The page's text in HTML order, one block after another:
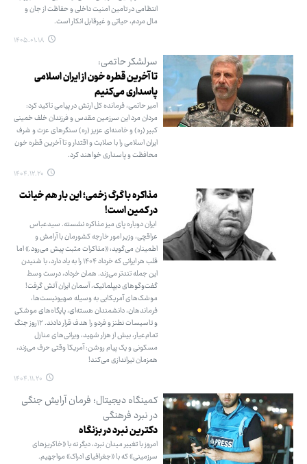
انتظامی در تامین امنیت داخلی و حفاظت از جان و
مال مردم، حیاتی و غیرقابل انکار است.
۱۴۰۵.۰۱.۱۸
سرلشکر حاتمی:
تا آخرین قطره خون از ایران اسلامی
پاسداری می‌کنیم
امیر حاتمی، فرمانده کل ارتش در پیامی تاکید کرد:
مردان مرد این سرزمین مقدس و فرزندان خلف خمینی
کبیر (ره) و خامنه‌ای عزیز (ره) سنگرهای عزت و شرف
ایران اسلامی را با صلابت و اقتدار و تا آخرین قطره خون
محافظت و پاسداری خواهند کرد.
۱۴۰۴.۱۲.۲۰
مذاکره با گرگ زخمی؛ این بار هم خیانت
در کمین است!
ایران دوباره پای میز مذاکره نشسته. سیدعباس
عراقچی، وزیر امور خارجه کشورمان با آرامش و
اطمینان می‌گوید: «مذاکرات مثبت پیش می‌رود.» اما
قلب هر ایرانی که خرداد ۱۴۰۴ را به یاد دارد، با شنیدن
این جمله تندتر می‌زند. همان خرداد، درست وسط
گفت‌وگوهای دیپلماتیک، آسمان ایران آتش گرفت!
موشک‌های آمریکایی به وسیله صهیونیست‌ها،
فرماندهان، دانشمندان هسته‌ای، پایگاه‌های موشکی
و تاسیسات نطنز و فردو را هدف قرار دادند. ۱۲روز جنگ
تمام‌عیار، بیش از هزار شهید، ویرانی‌های منازل
مسکونی و یک پیام روشن: آمریکا وقتی حرف می‌زند،
همزمان تیراندازی می‌کند!
۱۴۰۴.۱۱.۲۰
کمینگاه دیجیتال؛ فرمان آرایش جنگی
در نبرد فرهنگی
دکترین نبرد در بزنگاه
امروز با تغییر میدان نبرد، دیگر نه با «خاکریزهای
سرزمینی» که با «جغرافیای ادراک» مواجهیم.